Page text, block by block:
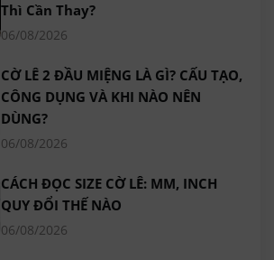
Thì Cần Thay?
06/08/2026
CỜ LÊ 2 ĐẦU MIỆNG LÀ GÌ? CẤU TẠO,
CÔNG DỤNG VÀ KHI NÀO NÊN
DÙNG?
06/08/2026
CÁCH ĐỌC SIZE CỜ LÊ: MM, INCH
QUY ĐỔI THẾ NÀO
06/08/2026